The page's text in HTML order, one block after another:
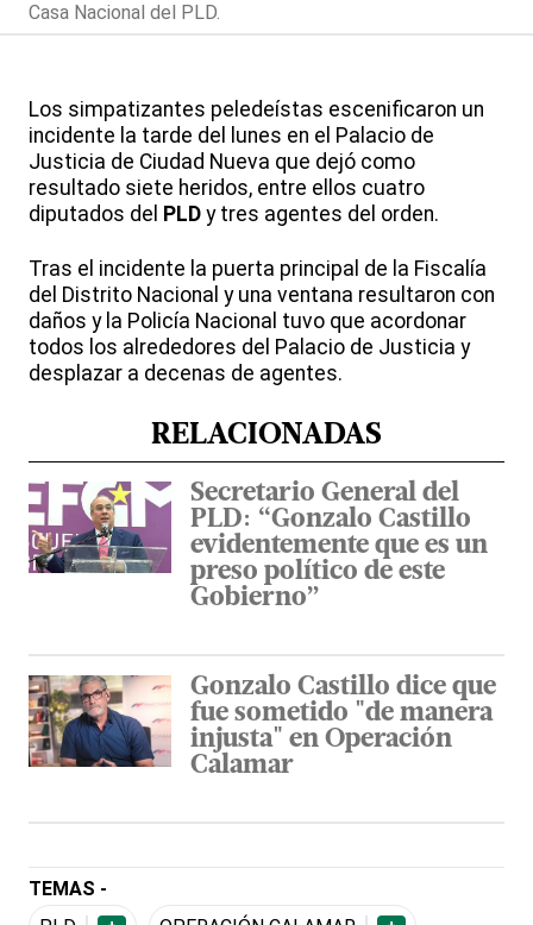
Casa Nacional del PLD.
Los simpatizantes peledeístas escenificaron un
incidente la tarde del lunes en el Palacio de
Justicia de Ciudad Nueva que dejó como
resultado siete heridos, entre ellos cuatro
diputados del PLD y tres agentes del orden.
Tras el incidente la puerta principal de la Fiscalía
del Distrito Nacional y una ventana resultaron con
daños y la Policía Nacional tuvo que acordonar
todos los alrededores del Palacio de Justicia y
desplazar a decenas de agentes.
RELACIONADAS
Secretario General del
PLD: “Gonzalo Castillo
evidentemente que es un
preso político de este
Gobierno”
Gonzalo Castillo dice que
fue sometido "de manera
injusta" en Operación
Calamar
TEMAS -